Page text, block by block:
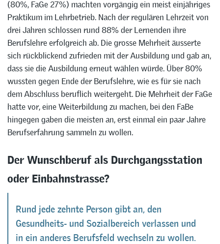
(80%, FaGe 27%) machten vorgängig ein meist einjähriges
Praktikum im Lehrbetrieb. Nach der regulären Lehrzeit von
drei Jahren schlossen rund 88% der Lernenden ihre
Berufslehre erfolgreich ab. Die grosse Mehrheit äusserte
sich rückblickend zufrieden mit der Ausbildung und gab an,
dass sie die Ausbildung erneut wählen würde. Über 80%
wussten gegen Ende der Berufslehre, wie es für sie nach
dem Abschluss beruflich weitergeht. Die Mehrheit der FaGe
hatte vor, eine Weiterbildung zu machen, bei den FaBe
hingegen gaben die meisten an, erst einmal ein paar Jahre
Berufserfahrung sammeln zu wollen.
Der Wunschberuf als Durchgangsstation
oder Einbahnstrasse?
Rund jede zehnte Person gibt an, den
Gesundheits- und Sozialbereich verlassen und
in ein anderes Berufsfeld wechseln zu wollen.